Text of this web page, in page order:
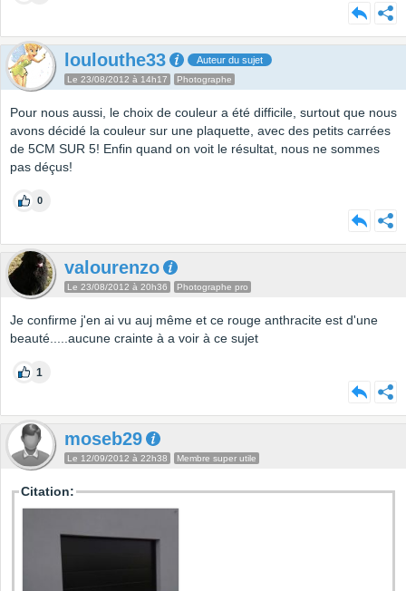
loulouthe33 Auteur du sujet
Le 23/08/2012 à 14h17 Photographe
Pour nous aussi, le choix de couleur a été difficile, surtout que nous
avons décidé la couleur sur une plaquette, avec des petits carrées
de 5CM SUR 5! Enfin quand on voit le résultat, nous ne sommes
pas déçus!
0
valourenzo
Le 23/08/2012 à 20h36 Photographe pro
Je confirme j'en ai vu auj même et ce rouge anthracite est d'une
beauté.....aucune crainte à a voir à ce sujet
1
moseb29
Le 12/09/2012 à 22h38 Membre super utile
Citation: